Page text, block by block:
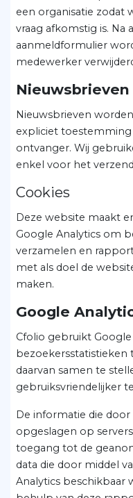
een organisatie zodat
vraag afkomstig is. Na
aanmeldformulier
medewerker
Nieuwsbrieven
Nieuwsbrieven
expliciet
ontvanger. Wij
enkel voor het
Cookies
Deze website maakt
Google Analytics om
verzamelen en
met als doel de
maken.
Google
Cfolio gebruikt
bezoekersstatistieken
daarvan samen te
gebruiksvriendelijker
De informatie die
opgeslagen op
toegang tot de
data die door middel
Analytics beschikbaar